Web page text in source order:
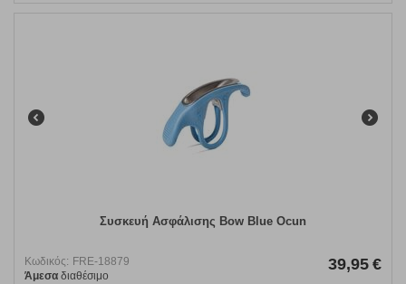
Συσκευή Ασφάλισης Bow Blue Ocun
Κωδικός: FRE-18879
Άμεσα διαθέσιμο
39,95 €